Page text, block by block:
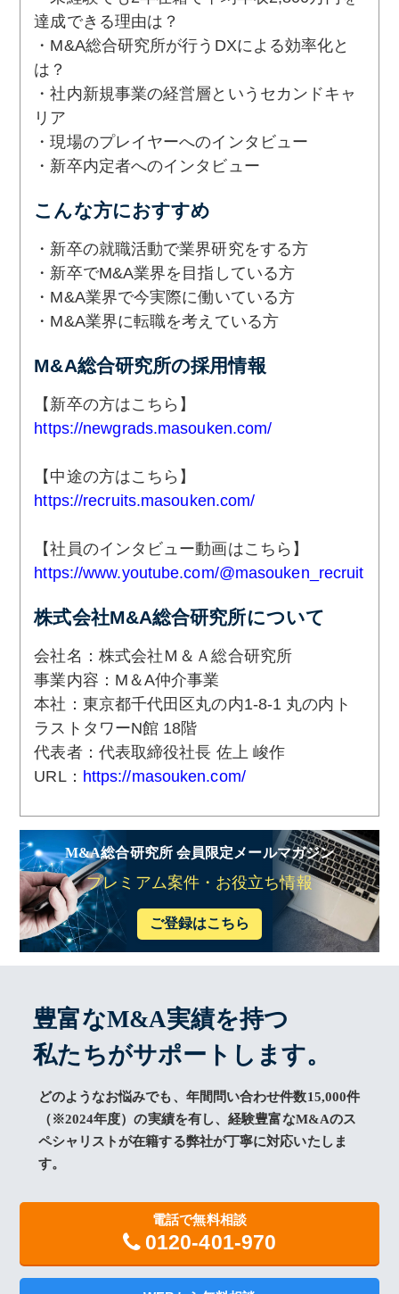
達成できる理由は？
・M&A総合研究所が行うDXによる効率化と
は？
・社内新規事業の経営層というセカンドキャ
リア
・現場のプレイヤーへのインタビュー
・新卒内定者へのインタビュー
こんな方におすすめ
・新卒の就職活動で業界研究をする方
・新卒でM&A業界を目指している方
・M&A業界で今実際に働いている方
・M&A業界に転職を考えている方
M&A総合研究所の採用情報
【新卒の方はこちら】
https://newgrads.masouken.com/
【中途の方はこちら】
https://recruits.masouken.com/
【社員のインタビュー動画はこちら】
https://www.youtube.com/@masouken_recruit
株式会社M&A総合研究所について
会社名：株式会社Ｍ＆Ａ総合研究所
事業内容：M＆A仲介事業
本社：東京都千代田区丸の内1-8-1 丸の内ト
ラストタワーN館 18階
代表者：代表取締役社長 佐上 峻作
URL： https://masouken.com/
M&A総合研究所 会員限定メールマガジン
プレミアム案件・お役立ち情報
ご登録はこちら
豊富なM&A実績を持つ
私たちがサポートします。
どのようなお悩みでも、年間問い合わせ件数15,000件
（※2024年度）の実績を有し、経験豊富なM&Aのス
ペシャリストが在籍する弊社が丁寧に対応いたしま
す。
電話で無料相談
0120-401-970